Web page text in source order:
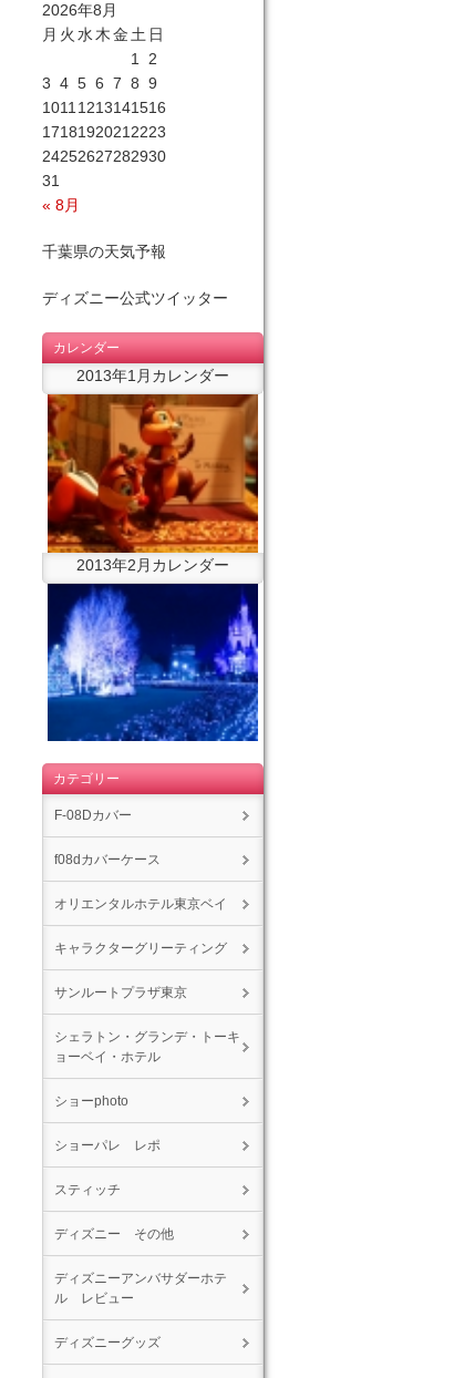
2026年8月
月 火 水 木金 土 日
« 8月
1
2
3 4 5 6 7 8 9
1011 1213141516
1718192021 2223
24252627282930
31
千葉県の天気予報
ディズニー公式ツイッター
カレンダー
2013年1月カレンダー
2013年2月カレンダー
カテゴリー
F-08Dカバー
f08dカバーケース
オリエンタルホテル東京ベイ
キャラクターグリーティング
サンルートプラザ東京
シェラトン・グランデ・トーキ
ョーベイ・ホテル
ショーphoto
ショーパレ レポ
スティッチ
ディズニー その他
ディズニーアンバサダーホテ
ル レビュー
ディズニーグッズ